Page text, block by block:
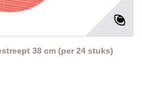
38 cm (per 24 stuks)